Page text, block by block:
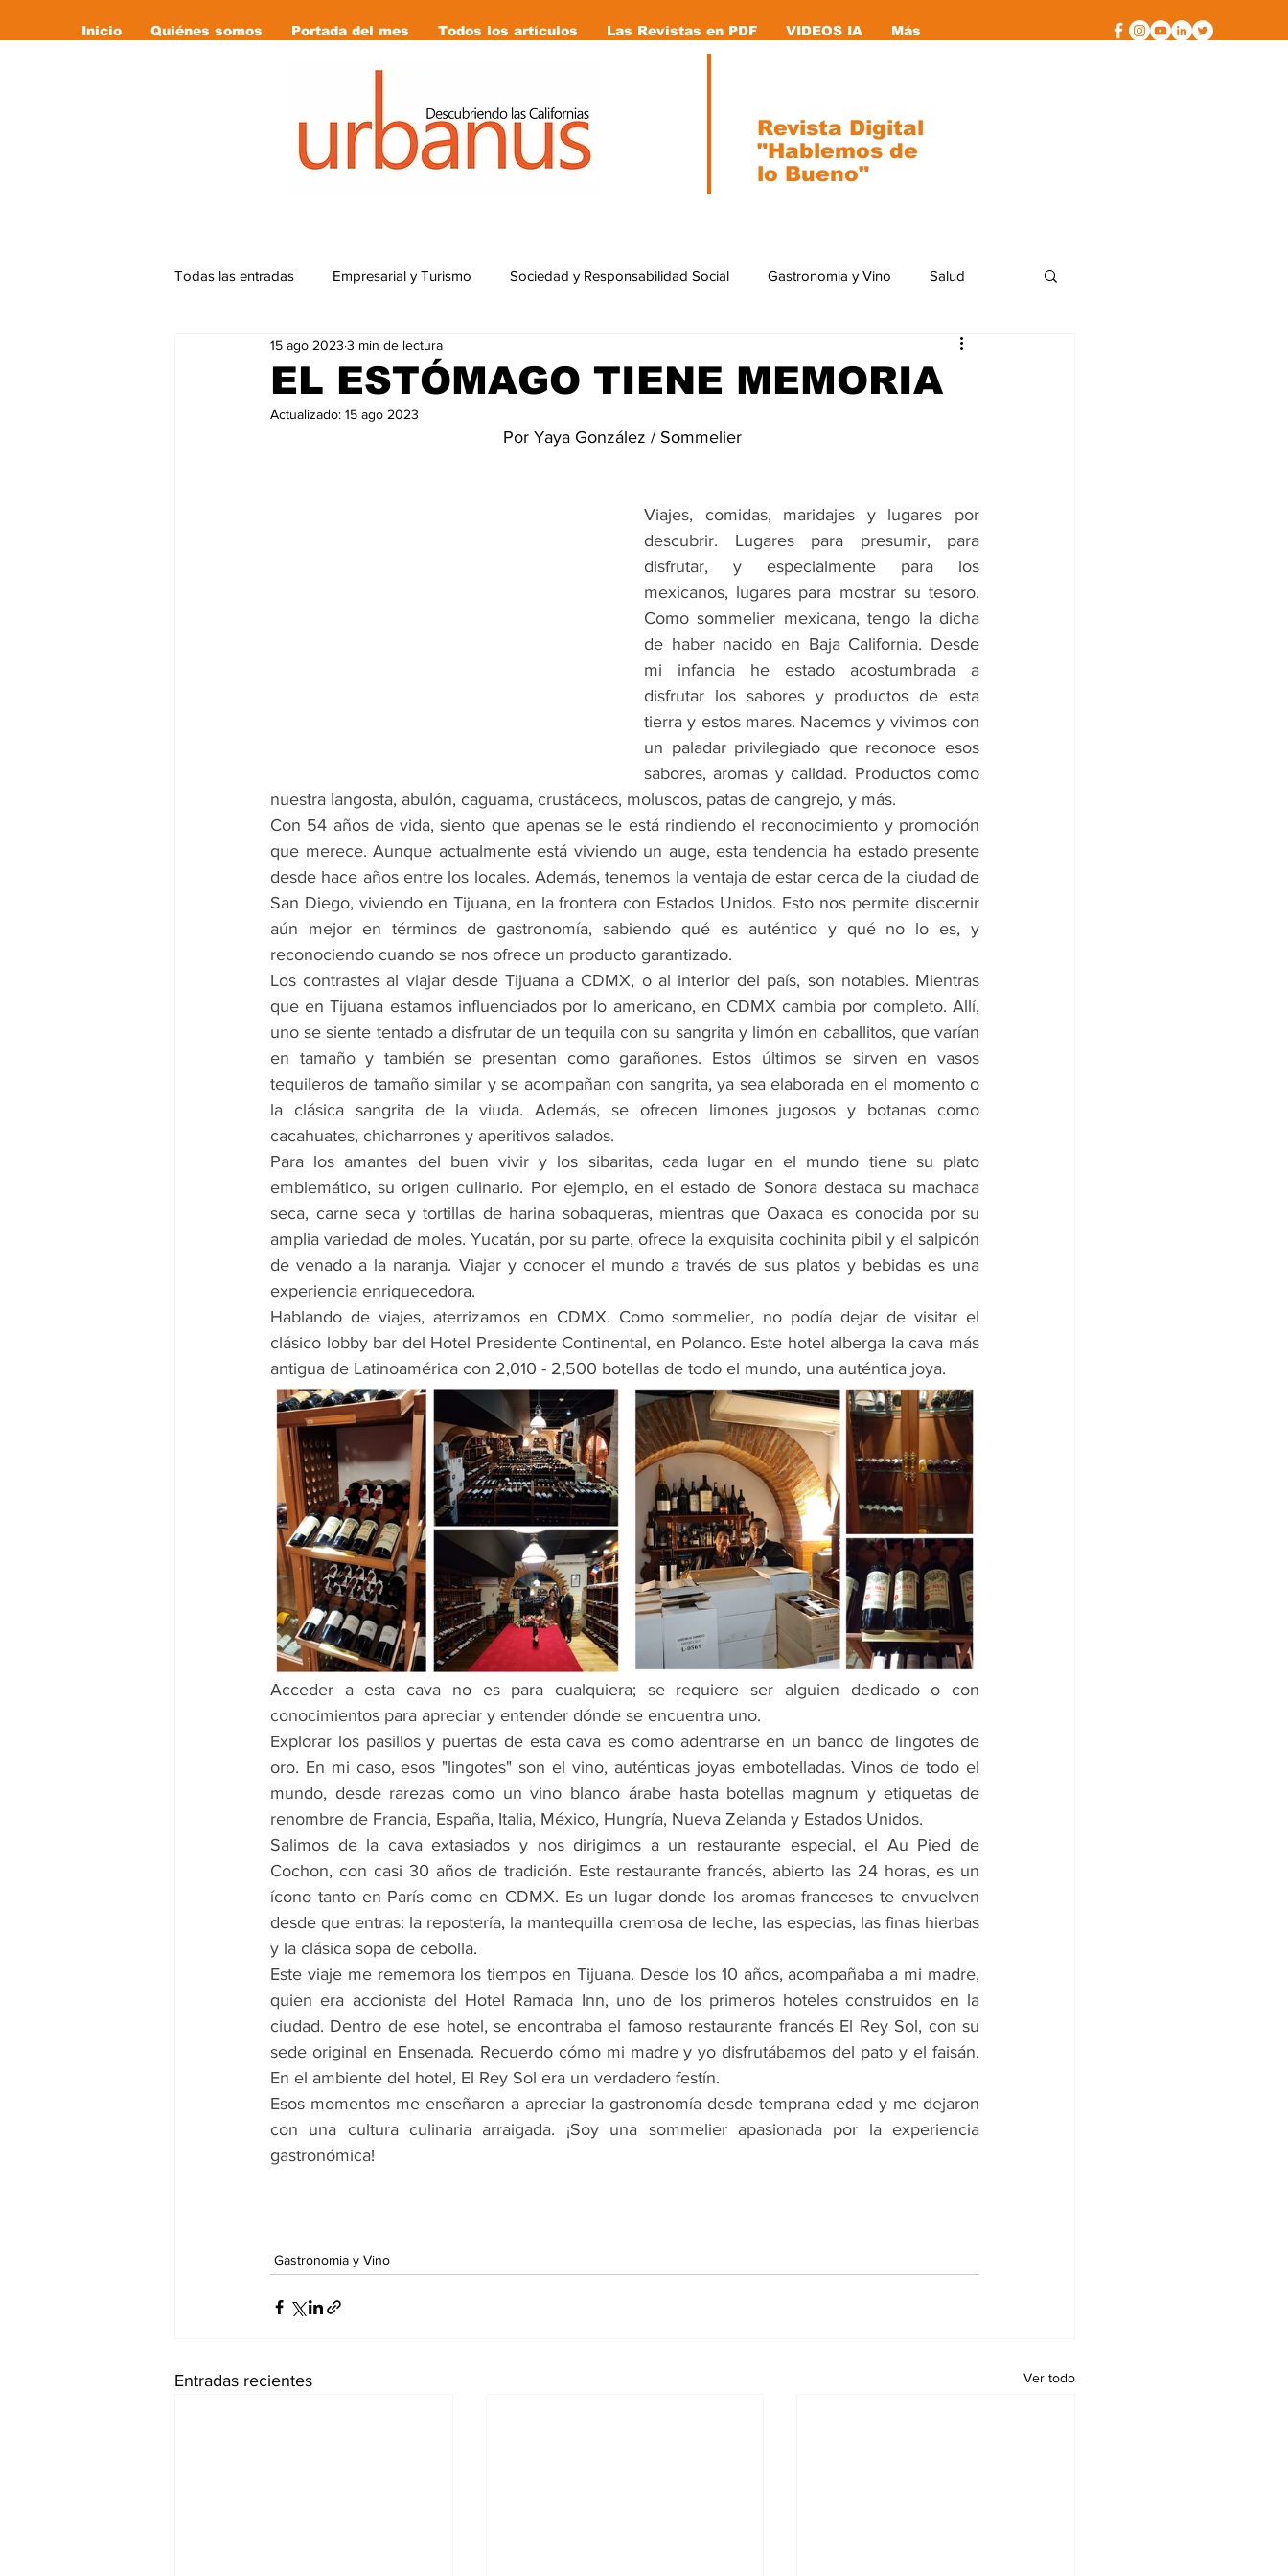
Inicio Quiénes somos Portada del mes Todos los artículos Las Revistas en PDF VIDEOS IA Más
Todas las entradas Empresarial y Turismo Sociedad y Responsabilidad Social Gastronomia y Vino Salud
Deportes Editorial
Vida Animal Mujeres que cambiaron la historia
EL ESTÓMAGO TIENE MEMORIA
15 ago 2023 3 min de lectura
Actualizado: 15 ago 2023
Por Yaya González / Sommelier
Viajes, comidas, maridajes y lugares por
descubrir. Lugares para presumir, para
disfrutar, y especialmente para los
mexicanos, lugares para mostrar su tesoro.
Como sommelier mexicana, tengo la dicha
de haber nacido en Baja California. Desde
mi infancia he estado acostumbrada a
disfrutar los sabores y productos de esta
tierra y estos mares. Nacemos y vivimos con
un paladar privilegiado que reconoce esos
sabores, aromas y calidad. Productos como
nuestra langosta, abulón, caguama, crustáceos, moluscos, patas de cangrejo, y más.
Con 54 años de vida, siento que apenas se le está rindiendo el reconocimiento y promoción
que merece. Aunque actualmente está viviendo un auge, esta tendencia ha estado presente
desde hace años entre los locales. Además, tenemos la ventaja de estar cerca de la ciudad de
San Diego, viviendo en Tijuana, en la frontera con Estados Unidos. Esto nos permite discernir
aún mejor en términos de gastronomía, sabiendo qué es auténtico y qué no lo es, y
reconociendo cuando se nos ofrece un producto garantizado.
Los contrastes al viajar desde Tijuana a CDMX, o al interior del país, son notables. Mientras
que en Tijuana estamos influenciados por lo americano, en CDMX cambia por completo. Allí,
uno se siente tentado a disfrutar de un tequila con su sangrita y limón en caballitos, que varían
en tamaño y también se presentan como garañones. Estos últimos se sirven en vasos
tequileros de tamaño similar y se acompañan con sangrita, ya sea elaborada en el momento o
la clásica sangrita de la viuda. Además, se ofrecen limones jugosos y botanas como
cacahuates, chicharrones y aperitivos salados.
Para los amantes del buen vivir y los sibaritas, cada lugar en el mundo tiene su plato
emblemático, su origen culinario. Por ejemplo, en el estado de Sonora destaca su machaca
seca, carne seca y tortillas de harina sobaqueras, mientras que Oaxaca es conocida por su
amplia variedad de moles. Yucatán, por su parte, ofrece la exquisita cochinita pibil y el salpicón
de venado a la naranja. Viajar y conocer el mundo a través de sus platos y bebidas es una
experiencia enriquecedora.
Hablando de viajes, aterrizamos en CDMX. Como sommelier, no podía dejar de visitar el
clásico lobby bar del Hotel Presidente Continental, en Polanco. Este hotel alberga la cava más
antigua de Latinoamérica con 2,010 - 2,500 botellas de todo el mundo, una auténtica joya.
Acceder a esta cava no es para cualquiera; se requiere ser alguien dedicado o con
conocimientos para apreciar y entender dónde se encuentra uno.
Explorar los pasillos y puertas de esta cava es como adentrarse en un banco de lingotes de
oro. En mi caso, esos "lingotes" son el vino, auténticas joyas embotelladas. Vinos de todo el
mundo, desde rarezas como un vino blanco árabe hasta botellas magnum y etiquetas de
renombre de Francia, España, Italia, México, Hungría, Nueva Zelanda y Estados Unidos.
Salimos de la cava extasiados y nos dirigimos a un restaurante especial, el Au Pied de
Cochon, con casi 30 años de tradición. Este restaurante francés, abierto las 24 horas, es un
ícono tanto en París como en CDMX. Es un lugar donde los aromas franceses te envuelven
desde que entras: la repostería, la mantequilla cremosa de leche, las especias, las finas hierbas
y la clásica sopa de cebolla.
Este viaje me rememora los tiempos en Tijuana. Desde los 10 años, acompañaba a mi madre,
quien era accionista del Hotel Ramada Inn, uno de los primeros hoteles construidos en la
ciudad. Dentro de ese hotel, se encontraba el famoso restaurante francés El Rey Sol, con su
sede original en Ensenada. Recuerdo cómo mi madre y yo disfrutábamos del pato y el faisán.
En el ambiente del hotel, El Rey Sol era un verdadero festín.
Esos momentos me enseñaron a apreciar la gastronomía desde temprana edad y me dejaron
con una cultura culinaria arraigada. ¡Soy una sommelier apasionada por la experiencia
gastronómica!
Gastronomia y Vino
Entradas recientes Ver todo
Revista Digital
"Hablemos de
lo Bueno"